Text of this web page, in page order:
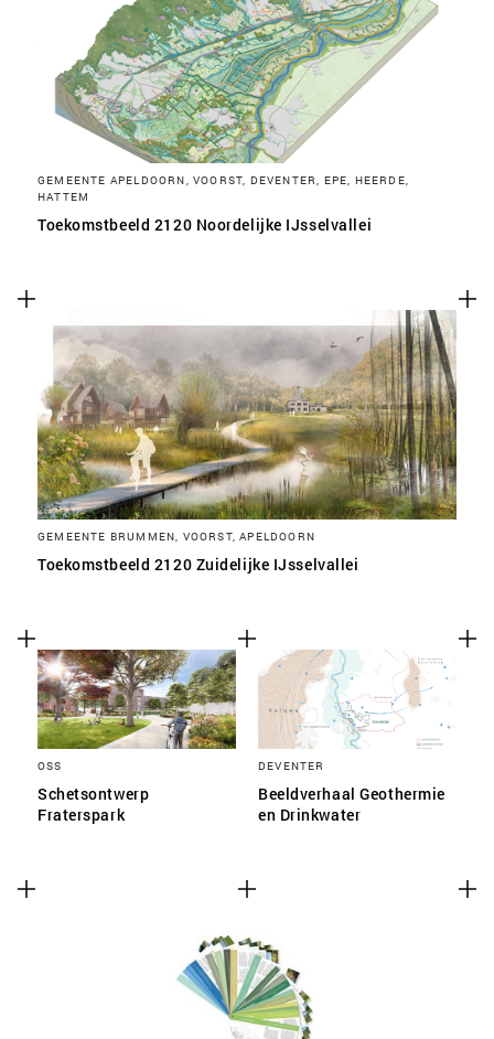
GEMEENTE APELDOORN, VOORST, DEVENTER, EPE, HEERDE,
HATTEM
Toekomstbeeld 2120 Noordelijke IJsselvallei
GEMEENTE BRUMMEN, VOORST, APELDOORN
Toekomstbeeld 2120 Zuidelijke IJsselvallei
OSS
Schetsontwerp
Fraterspark
DEVENTER
Beeldverhaal Geothermie
en Drinkwater
SLA VOORKEUREN OP